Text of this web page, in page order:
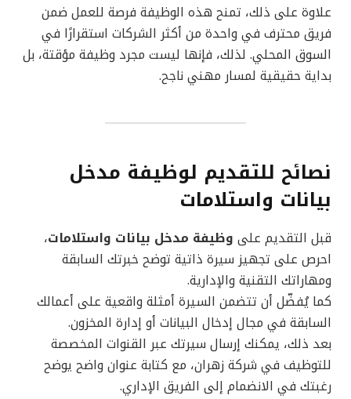
علاوة على ذلك، تمنح هذه الوظيفة فرصة للعمل ضمن
فريق محترف في واحدة من أكثر الشركات استقرارًا في
السوق المحلي. لذلك، فإنها ليست مجرد وظيفة مؤقتة، بل
بداية حقيقية لمسار مهني ناجح.
نصائح للتقديم لوظيفة مدخل
بيانات واستلامات
قبل التقديم على وظيفة مدخل بيانات واستلامات،
احرص على تجهيز سيرة ذاتية توضح خبرتك السابقة
ومهاراتك التقنية والإدارية.
كما يُفضّل أن تتضمن السيرة أمثلة واقعية على أعمالك
السابقة في مجال إدخال البيانات أو إدارة المخزون.
بعد ذلك، يمكنك إرسال سيرتك عبر القنوات المخصصة
للتوظيف في شركة زهران، مع كتابة عنوان واضح يوضح
رغبتك في الانضمام إلى الفريق الإداري.